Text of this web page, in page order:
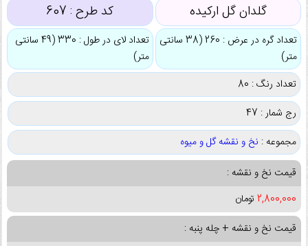
گلدان گل ارکیده کد طرح : 607
تعداد گره در عرض : 260 (38 سانتی
متر)
تعداد لای در طول : 330 (49 سانتی
متر)
تعداد رنگ : 80
رج شمار : 47
مجموعه : نخ و نقشه گل و میوه
قیمت نخ و نقشه :
2,800,000 تومان
قیمت نخ و نقشه + چله پنبه :